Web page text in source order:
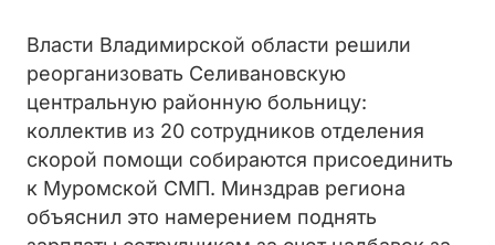
Власти Владимирской области решили
реорганизовать Селивановскую
центральную районную больницу:
коллектив из 20 сотрудников отделения
скорой помощи собираются присоединить
к Муромской СМП. Минздрав региона
объяснил это намерением поднять